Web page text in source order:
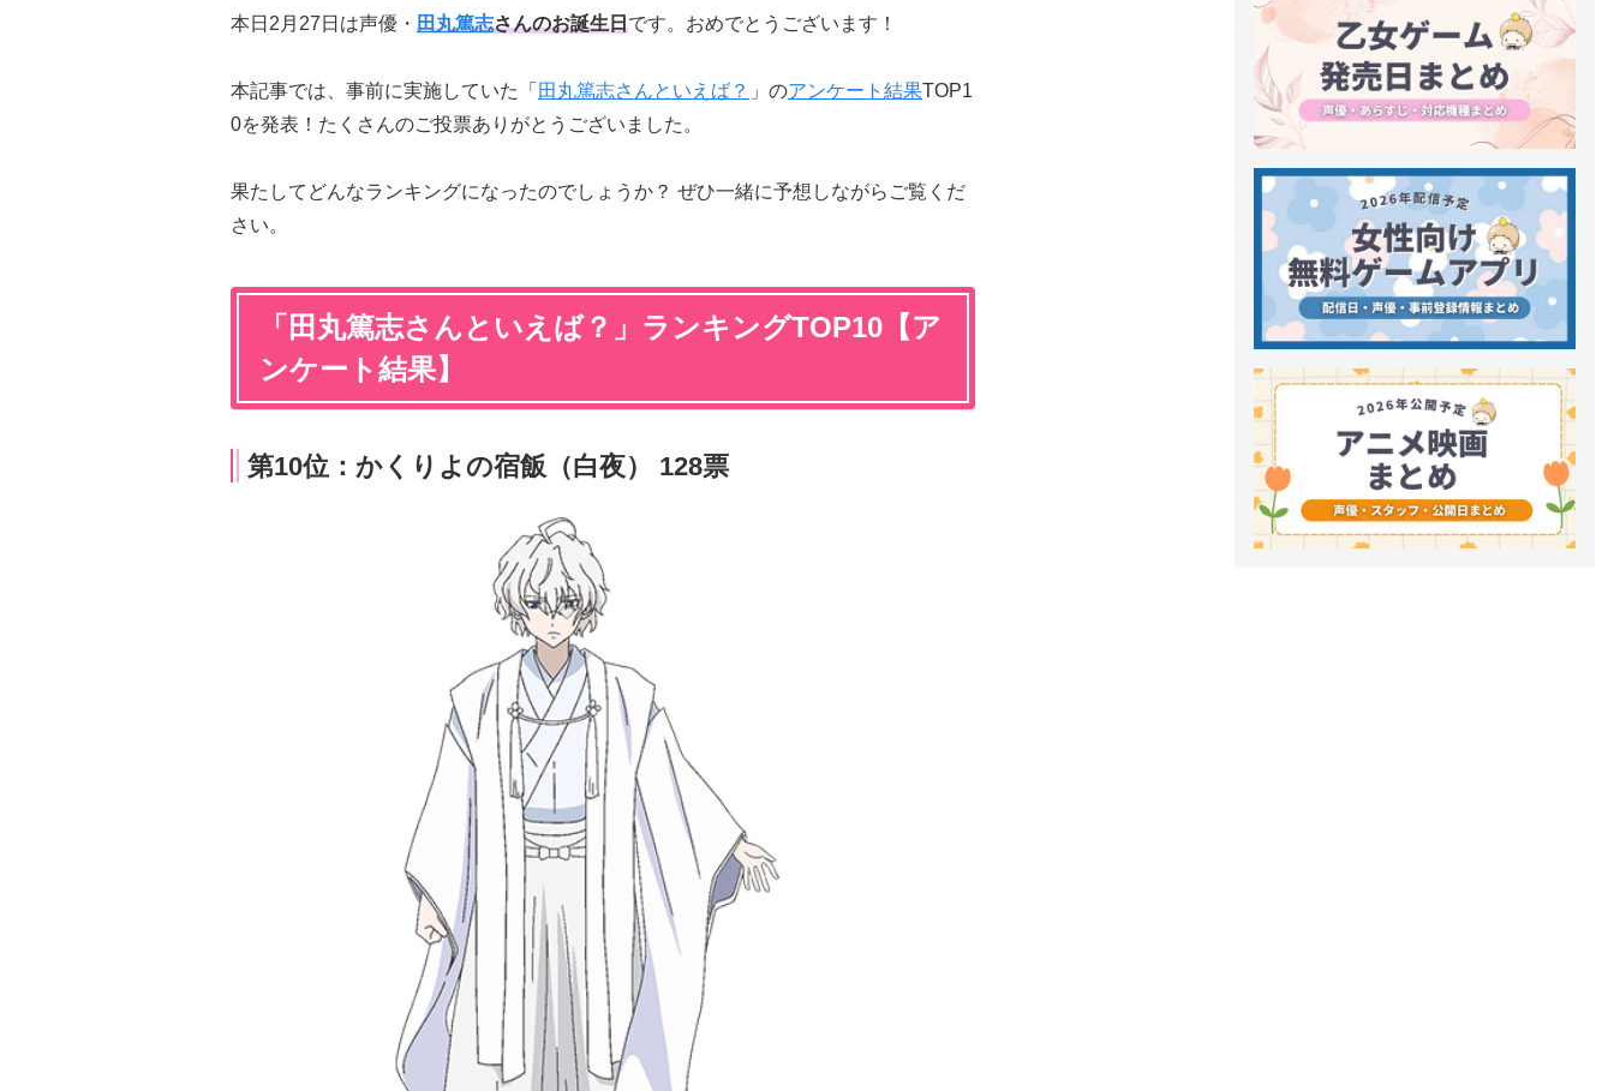
本日2月27日は声優・ 田丸篤志さんのお誕生日です。おめでとうございます！
本記事では、事前に実施していた「 田丸篤志さんといえば？ 」のアンケート結果TOP1
0を発表！たくさんのご投票ありがとうございました。
果たしてどんなランキングになったのでしょうか？ ぜひ一緒に予想しながらご覧くだ
さい。
「田丸篤志さんといえば？」ランキングTOP10【ア
ンケート結果】
第10位：かくりよの宿飯（白夜） 128票